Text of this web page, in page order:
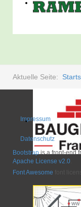
Aktuelle Seite:
Impressum
Datenschutz
Bootstrapis a front-end
Apache License v2.0
Font Awesome font